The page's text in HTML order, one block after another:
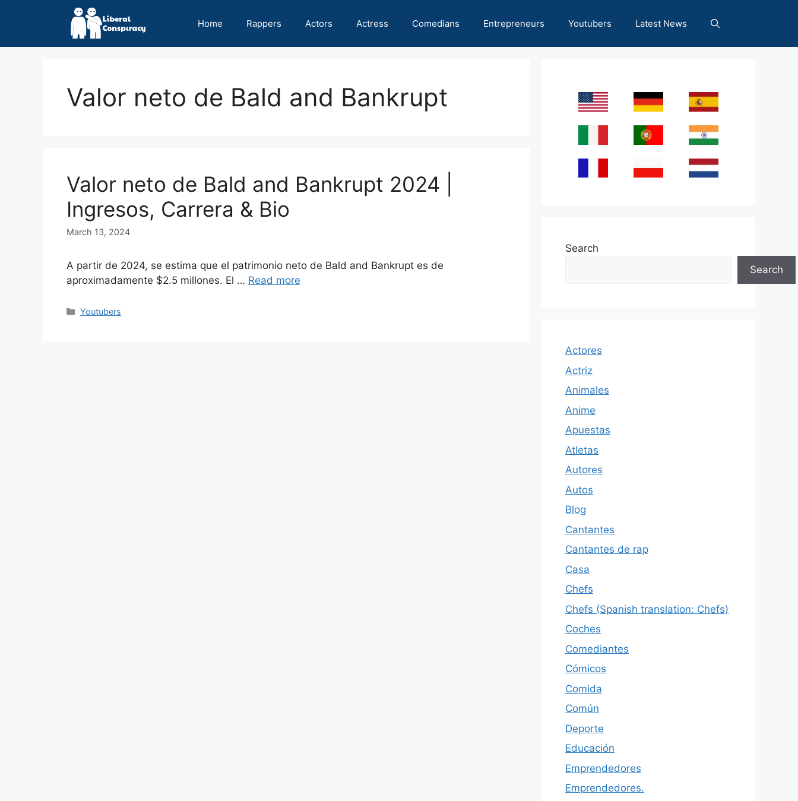
Home Rappers Actors Actress Comedians Entrepreneurs Youtubers Latest News
Valor neto de Bald and Bankrupt
Valor neto de Bald and Bankrupt 2024 |
Ingresos, Carrera & Bio
March 13, 2024
A partir de 2024, se estima que el patrimonio neto de Bald and Bankrupt es de
aproximadamente $2.5 millones. El … Read more
Categories
Youtubers
Search
Search
Actores
Actriz
Animales
Anime
Apuestas
Atletas
Autores
Autos
Blog
Cantantes
Cantantes de rap
Casa
Chefs
Chefs (Spanish translation: Chefs)
Coches
Comediantes
Cómicos
Comida
Común
Deporte
Educación
Emprendedores
Emprendedores.